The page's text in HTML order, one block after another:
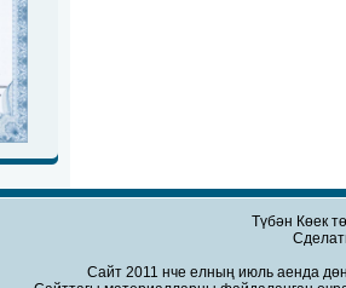
Түбән Көек
Сайт 2011 нче елның июль аенда